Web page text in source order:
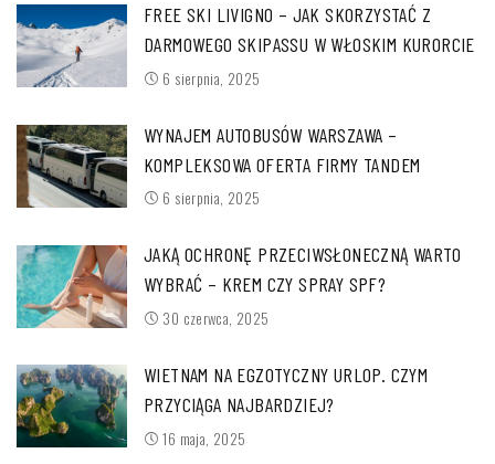
FREE SKI LIVIGNO – JAK SKORZYSTAĆ Z
DARMOWEGO SKIPASSU W WŁOSKIM KURORCIE
6 sierpnia, 2025
WYNAJEM AUTOBUSÓW WARSZAWA –
KOMPLEKSOWA OFERTA FIRMY TANDEM
6 sierpnia, 2025
JAKĄ OCHRONĘ PRZECIWSŁONECZNĄ WARTO
WYBRAĆ – KREM CZY SPRAY SPF?
30 czerwca, 2025
WIETNAM NA EGZOTYCZNY URLOP. CZYM
PRZYCIĄGA NAJBARDZIEJ?
16 maja, 2025